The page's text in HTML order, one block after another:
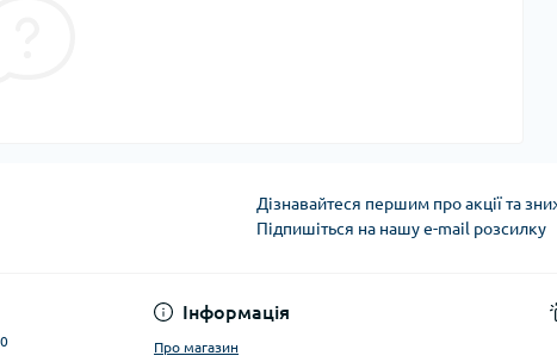
Дізнавайтеся першим про акції та
Підпишіться на нашу e-mail розсилку
Інформація
Про магазин